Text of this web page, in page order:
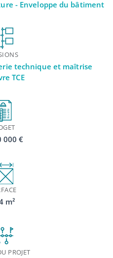
- Enveloppe du bâtiment
technique et maîtrise
TCE
000 €
m²
PROJET